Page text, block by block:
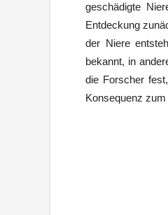
geschädigte
Entdeckung
der Niere
bekannt, in
die Forscher
Konsequenz